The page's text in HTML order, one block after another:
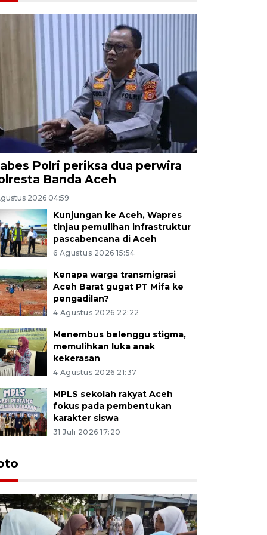
Polri periksa dua perwira
Banda Aceh
2026 04:59
Kunjungan ke Aceh, Wapres
tinjau pemulihan infrastruktur
pascabencana di Aceh
6 Agustus 2026 15:54
Kenapa warga transmigrasi
Aceh Barat gugat PT Mifa ke
pengadilan?
4 Agustus 2026 22:22
Menembus belenggu stigma,
memulihkan luka anak
kekerasan
4 Agustus 2026 21:37
MPLS sekolah rakyat Aceh
fokus pada pembentukan
karakter siswa
31 Juli 2026 17:20